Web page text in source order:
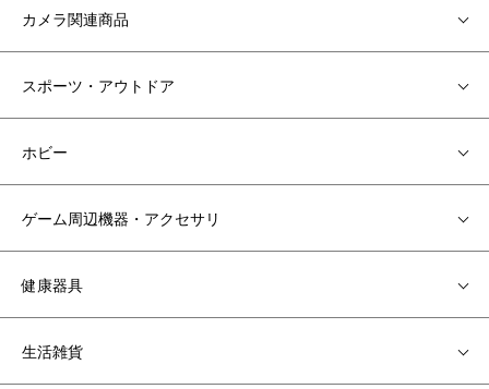
カメラ関連商品
スポーツ・アウトドア
ホビー
ゲーム周辺機器・アクセサリ
健康器具
生活雑貨